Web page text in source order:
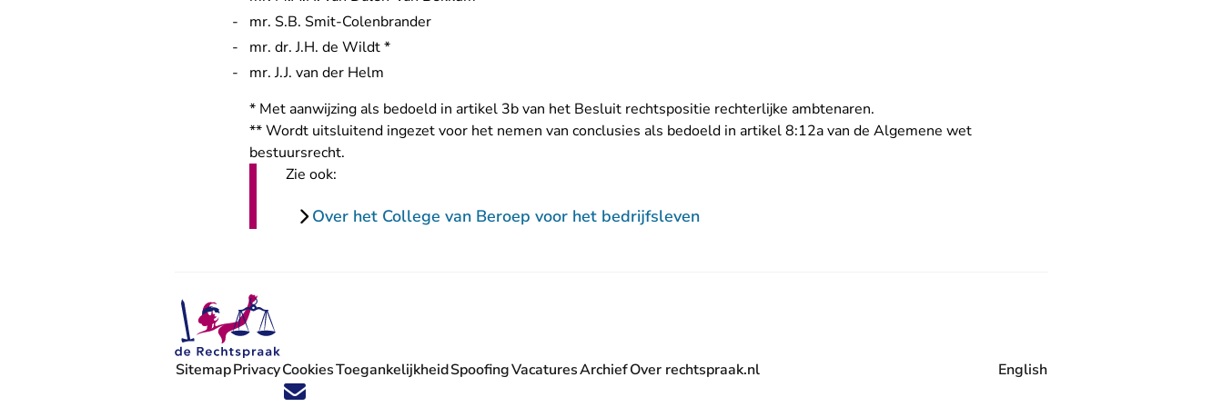
mr. S.B. Smit-Colenbrander
mr. dr. J.H. de Wildt *
mr. J.J. van der Helm
* Met aanwijzing als bedoeld in artikel 3b van het Besluit rechtspositie rechterlijke ambtenaren.
** Wordt uitsluitend ingezet voor het nemen van conclusies als bedoeld in artikel 8:12a van de Algemene wet
bestuursrecht.
Zie ook:
Over het College van Beroep voor het bedrijfsleven
Volg ons op X (Twitter) - U verlaat Rechtspraak.nl
Volg ons op Facebook - U verlaat Rechtspraak.nl
Volg ons op Instagram - U verlaat Rechtspraak.nl
Volg ons op Youtube - U verlaat Rechtspraak.nl
Volg ons op LinkedIn - U verlaat Rechtspraak.nl
'Blijf op de hoogte' nieuwsbrief - U verlaat Rechtspraak.nl
SitemapPrivacyCookiesToegankelijkheidSpoofingVacatures
- U verlaat Rechtspraak.nl
ArchiefOver rechtspraak.nl English